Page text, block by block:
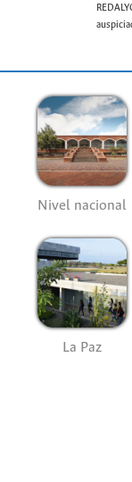
Nivel nacional
La Paz